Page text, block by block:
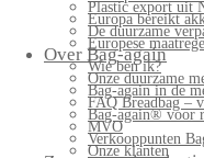
Plastic export uit
Europa bereikt
De duurzame
Europese
Over Bag-again
Wie ben ik?
Onze duurzame
Bag-again in de
FAQ Breadbag –
Bag-again® voor
MVO
Verkooppunten
Onze klanten